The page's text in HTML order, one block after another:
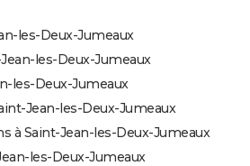
les-Deux-Jumeaux
les-Deux-Jumeaux
les-Deux-Jumeaux
Jean-les-Deux-Jumeaux
à Saint-Jean-les-Deux-Jumeaux
les-Deux-Jumeaux